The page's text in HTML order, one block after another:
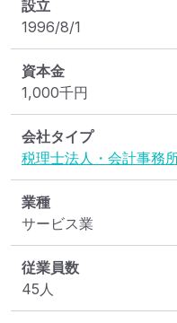
設立
1996/8/1
資本金
1,000千円
会社タイプ
税理士法人・会計事務
業種
サービス業
従業員数
45人